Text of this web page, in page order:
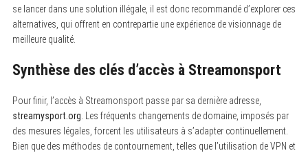
se lancer dans une solution illégale, il est donc recommandé d’explorer ces
alternatives, qui offrent en contrepartie une expérience de visionnage de
meilleure qualité.
Synthèse des clés d’accès à Streamonsport
Pour finir, l’accès à Streamonsport passe par sa dernière adresse,
streamysport.org . Les fréquents changements de domaine, imposés par
des mesures légales, forcent les utilisateurs à s’adapter continuellement.
Bien que des méthodes de contournement, telles que l’utilisation de VPN et